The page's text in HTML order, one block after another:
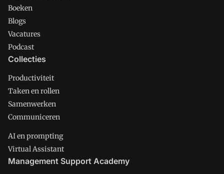
Boeken
Blogs
Vacatures
Podcast
Collecties
Productiviteit
Taken en rollen
Samenwerken
Communiceren
AI en prompting
Virtual Assistant
Management Support Academy